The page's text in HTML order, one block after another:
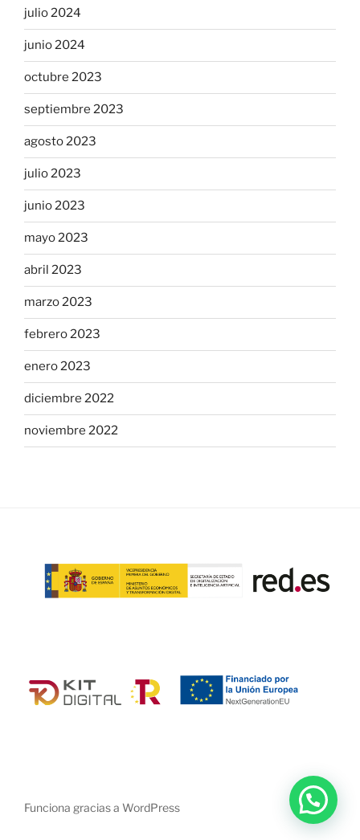
julio 2024
junio 2024
octubre 2023
septiembre 2023
agosto 2023
julio 2023
junio 2023
mayo 2023
abril 2023
marzo 2023
febrero 2023
enero 2023
diciembre 2022
noviembre 2022
Funciona gracias a WordPress